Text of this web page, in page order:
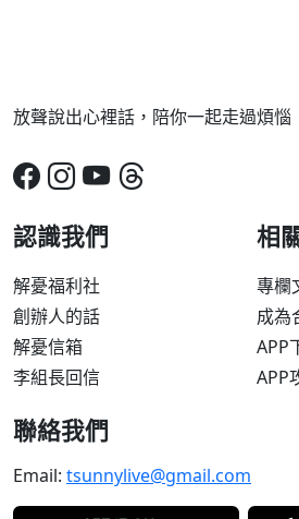
放聲說出心裡話，陪你一起走過煩惱
認識我們
解憂福利社
創辦人的話
解憂信箱
李組長回信
相
專欄
成為
APP
APP
聯絡我們
Email: tsunnylive@gmail.com